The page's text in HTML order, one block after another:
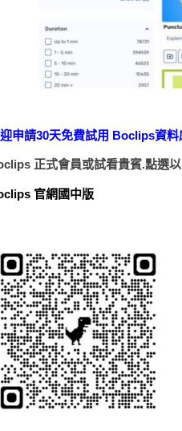
申請30天免費試用 Boclips資料
正式會員或試看貴賓.點選
官網國中版